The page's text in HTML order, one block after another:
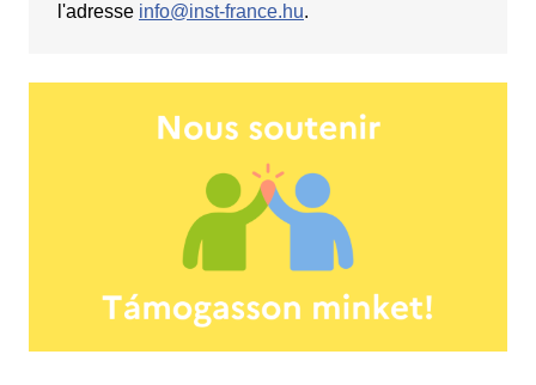
l'adresse info@inst-france.hu.